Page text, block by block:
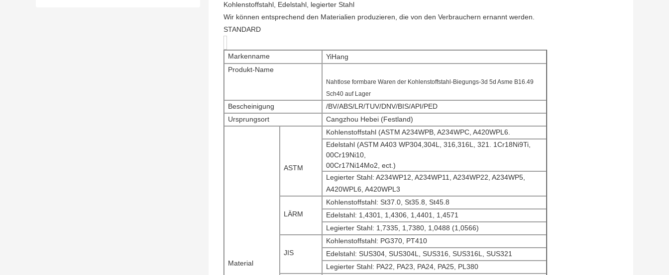
Kohlenstoffstahl, Edelstahl, legierter Stahl
Wir können entsprechend den Materialien produzieren, die von den Verbrauchern ernannt werden.
STANDARD
Markenname
YiHang
Produkt-Name
Nahtlose formbare Waren der Kohlenstoffstahl-Biegungs-3d 5d Asme B16.49
Sch40 auf Lager
Bescheinigung
/BV/ABS/LR/TUV/DNV/BIS/API/PED
Ursprungsort
Cangzhou Hebei (Festland)
Material
ASTM
Kohlenstoffstahl (ASTM A234WPB, A234WPC, A420WPL6.
Edelstahl (ASTM A403 WP304,304L, 316,316L, 321. 1Cr18Ni9Ti,
00Cr19Ni10,
00Cr17Ni14Mo2, ect.)
Legierter Stahl: A234WP12, A234WP11, A234WP22, A234WP5,
A420WPL6, A420WPL3
LÄRM
Kohlenstoffstahl: St37.0, St35.8, St45.8
Edelstahl: 1,4301, 1,4306, 1,4401, 1,4571
Legierter Stahl: 1,7335, 1,7380, 1,0488 (1,0566)
JIS
Kohlenstoffstahl: PG370, PT410
Edelstahl: SUS304, SUS304L, SUS316, SUS316L, SUS321
Legierter Stahl: PA22, PA23, PA24, PA25, PL380